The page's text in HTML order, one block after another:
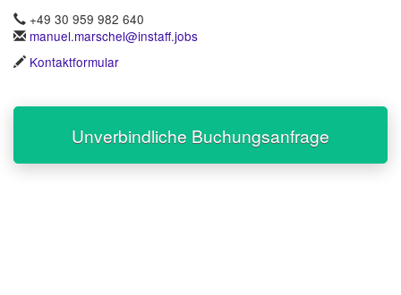
+49 30 959 982 640
manuel.marschel@instaff.jobs
Kontaktformular
Unverbindliche Buchungsanfrage